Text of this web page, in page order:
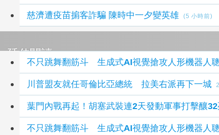
慈濟遭疫苗掮客詐騙 陳時中一夕變英雄 (5 小時前)
延伸閱讀
不只跳舞翻筋斗 生成式AI視覺搶攻人形機器人
川普盟友就任哥倫比亞總統 拉美右派再下一城
葉門內戰再起！胡塞武裝連2天發動軍事打擊釀
不只跳舞翻筋斗 生成式AI視覺搶攻人形機器人